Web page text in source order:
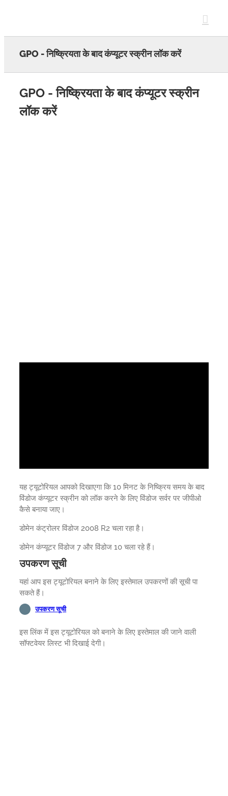
GPO - निष्क्रियता के बाद कंप्यूटर स्क्रीन लॉक करें
GPO - निष्क्रियता के बाद कंप्यूटर स्क्रीन
लॉक करें
यह ट्यूटोरियल आपको दिखाएगा कि 10 मिनट के निष्क्रिय समय के बाद
विंडोज कंप्यूटर स्क्रीन को लॉक करने के लिए विंडोज सर्वर पर जीपीओ
कैसे बनाया जाए।
डोमेन कंट्रोलर विंडोज 2008 R2 चला रहा है।
डोमेन कंप्यूटर विंडोज 7 और विंडोज 10 चला रहे हैं।
उपकरण सूची
यहां आप इस ट्यूटोरियल बनाने के लिए इस्तेमाल उपकरणों की सूची पा
सकते हैं।
उपकरण सूची
इस लिंक में इस ट्यूटोरियल को बनाने के लिए इस्तेमाल की जाने वाली
सॉफ्टवेयर लिस्ट भी दिखाई देगी।